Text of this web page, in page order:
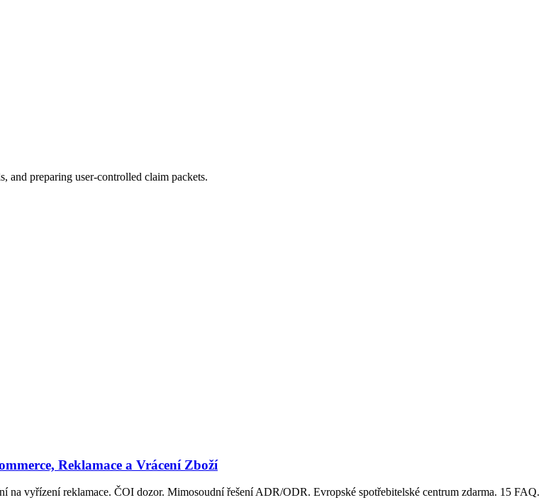
and preparing user-controlled claim packets.
Reklamace a Vrácení Zboží
vyřízení reklamace. ČOI dozor. Mimosoudní řešení ADR/ODR. Evropské spotřebitelské centrum zdarma. 15 FAQ.